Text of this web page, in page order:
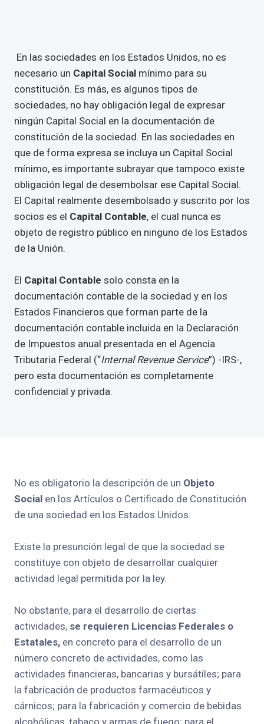
En las sociedades en los Estados Unidos, no es
necesario un Capital Social mínimo para su
constitución. Es más, es algunos tipos de
sociedades, no hay obligación legal de expresar
ningún Capital Social en la documentación de
constitución de la sociedad. En las sociedades en
que de forma expresa se incluya un Capital Social
mínimo, es importante subrayar que tampoco existe
obligación legal de desembolsar ese Capital Social.
El Capital realmente desembolsado y suscrito por los
socios es el Capital Contable, el cual nunca es
objeto de registro público en ninguno de los Estados
de la Unión.
El Capital Contable solo consta en la
documentación contable de la sociedad y en los
Estados Financieros que forman parte de la
documentación contable incluida en la Declaración
de Impuestos anual presentada en el Agencia
Tributaria Federal (“Internal Revenue Service”) -IRS-,
pero esta documentación es completamente
confidencial y privada.
No es obligatorio la descripción de un Objeto
Social en los Artículos o Certificado de Constitución
de una sociedad en los Estados Unidos.
Existe la presunción legal de que la sociedad se
constituye con objeto de desarrollar cualquier
actividad legal permitida por la ley.
No obstante, para el desarrollo de ciertas
actividades, se requieren Licencias Federales o
Estatales, en concreto para el desarrollo de un
número concreto de actividades, como las
actividades financieras, bancarias y bursátiles; para
la fabricación de productos farmacéuticos y
cárnicos; para la fabricación y comercio de bebidas
alcohólicas, tabaco y armas de fuego; para el